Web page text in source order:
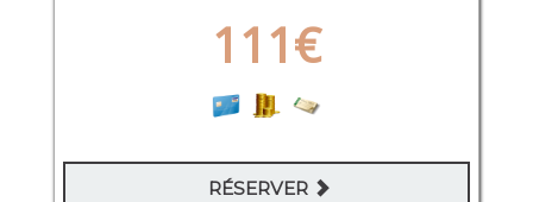
111€
RÉSERVER